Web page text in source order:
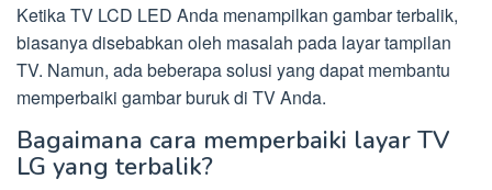
Ketika TV LCD LED Anda menampilkan gambar terbalik,
biasanya disebabkan oleh masalah pada layar tampilan
TV. Namun, ada beberapa solusi yang dapat membantu
memperbaiki gambar buruk di TV Anda.
Bagaimana cara memperbaiki layar TV
LG yang terbalik?